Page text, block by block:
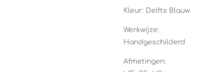
Kleur: Delfts Blauw
Werkwijze:
Handgeschilderd
Afmetingen: